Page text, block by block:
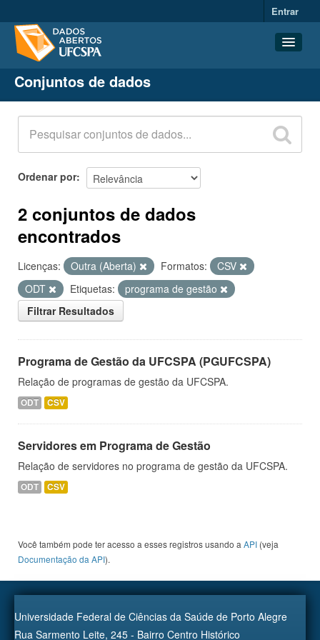
Entrar
Conjuntos de dados
Organizações
Grupos
Sobre
Conjuntos de dados
Ordenar por
2 conjuntos de dados
encontrados
Licenças: Outra (Aberta) Formatos:
CSV
ODT
Etiquetas:
programa de gestão
Filtrar Resultados
Programa de Gestão da UFCSPA (PGUFCSPA)
Relação de programas de gestão da UFCSPA.
ODT CSV
Servidores em Programa de Gestão
Relação de servidores no programa de gestão da UFCSPA.
ODT CSV
Você também pode ter acesso a esses registros usando a API (veja
Documentação da API).
Universidade Federal de Ciências da Saúde de Porto Alegre
Rua Sarmento Leite, 245 - Bairro Centro Histórico